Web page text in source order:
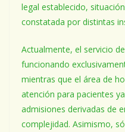
legal establecido,
constatada por distintas
Actualmente, el servicio
funcionando
mientras que el área de
atención para pacientes
admisiones derivadas de
complejidad. Asimismo,